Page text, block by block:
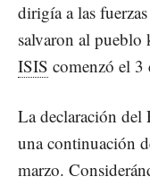
dirigía a las
salvaron al
ISIS comenzó el 3
La declaración del
una continuación
marzo.